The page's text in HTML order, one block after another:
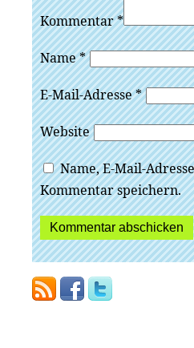
Kommentar*
Name*
E-Mail-Adresse*
Website
Name, E-Mail-
Kommentar speichern.